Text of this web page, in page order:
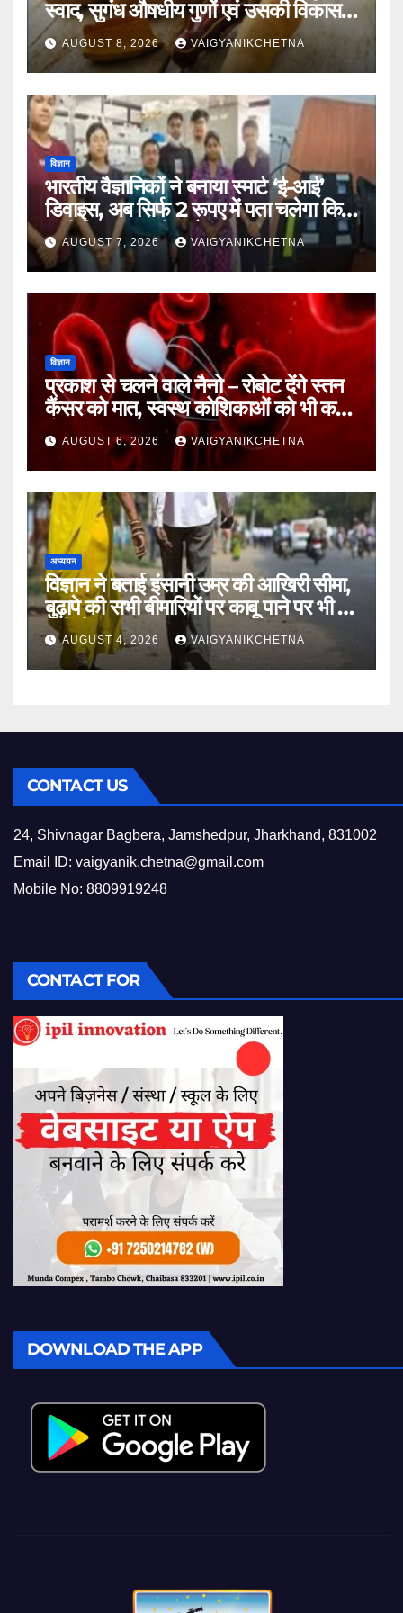
स्वाद, सुगंध औषधीय गुणों एवं उसकी विकास
यात्रा का राज
AUGUST 8, 2026 VAIGYANIKCHETNA
विज्ञान
भारतीय वैज्ञानिकों ने बनाया स्मार्ट ‘ई-आई’
डिवाइस, अब सिर्फ 2 रूपए में पता चलेगा कि
पानी कितना जहरीला है।
AUGUST 7, 2026 VAIGYANIKCHETNA
विज्ञान
प्रकाश से चलने वाले नैनो – रोबोट देंगे स्तन
कैंसर को मात, स्वस्थ कोशिकाओं को भी कम
होगा नुकसान
AUGUST 6, 2026 VAIGYANIKCHETNA
अध्ययन
विज्ञान ने बताई इंसानी उम्र की आखिरी सीमा,
बुढ़ापे की सभी बीमारियों पर काबू पाने पर भी वह
नहीं होगा ‘अमर’
AUGUST 4, 2026 VAIGYANIKCHETNA
CONTACT US
24, Shivnagar Bagbera, Jamshedpur, Jharkhand, 831002
Email ID: vaigyanik.chetna@gmail.com
Mobile No: 8809919248
CONTACT FOR
DOWNLOAD THE APP